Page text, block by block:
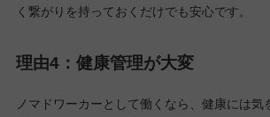
く繋がりを持っておくだけでも安心です。
理由4：健康管理が大変
ノマドワーカーとして働くなら、健康には気